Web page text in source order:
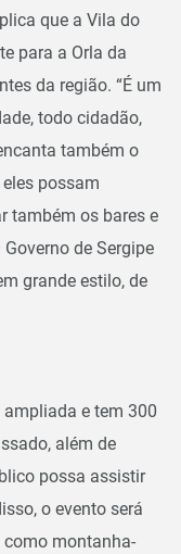
que a Vila do
para a Orla da
da região. “É um
todo cidadão,
também o
possam
também os bares e
de Sergipe
grande estilo, de
e tem 300
além de
possa assistir
o evento será
como montanha-